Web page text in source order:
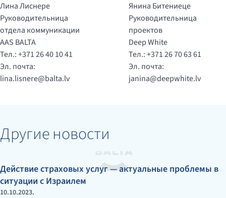
Лина Лиснере
Руководительница
отдела коммуникации
AAS BALTA
Тел.: +371 26 40 10 41
Эл. почта:
lina.lisnere@balta.lv
Янина Битениеце
Руководительница
проектов
Deep White
Тел.: +371 26 70 63 61
Эл. почта:
janina@deepwhite.lv
Другие новости
Действие страховых услуг — актуальные проблемы в
ситуации с Израилем
10.10.2023.